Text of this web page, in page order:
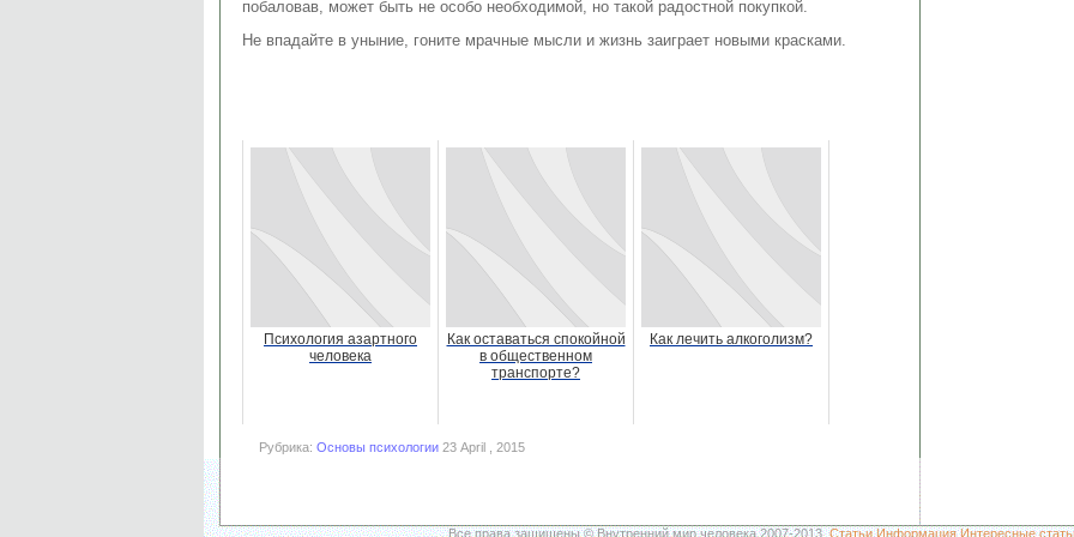
побаловав, может быть не особо необходимой, но такой радостной покупкой.
Не впадайте в уныние, гоните мрачные мысли и жизнь заиграет новыми красками.
Психология азартного
человека
Как оставаться спокойной
в общественном
транспорте?
Как лечить алкоголизм?
Рубрика: Основы психологии 23 April , 2015
Все права защищены © Внутренний мир человека 2007-2013.Статьи Информация Интересные